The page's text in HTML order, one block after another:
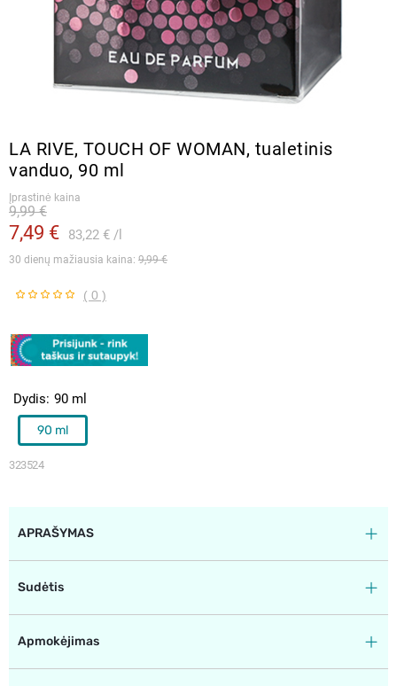
LA RIVE, TOUCH OF WOMAN, tualetinis
vanduo, 90 ml
Įprastinė kaina
7,49 € 83,22 €
9,99 €
30 dienų mažiausia kaina: 9,99 €
( 0 )
323524
Dydis 90 ml
90 ml
APRAŠYMAS
Sudėtis
Apmokėjimas